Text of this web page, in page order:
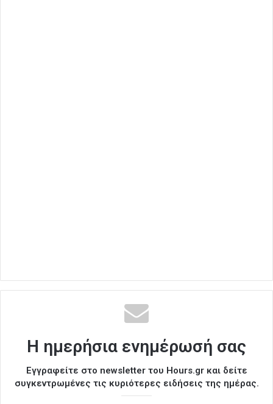
Η ημερήσια ενημέρωσή σας
Εγγραφείτε στο newsletter του Hours.gr και δείτε
συγκεντρωμένες τις κυριότερες ειδήσεις της ημέρας.